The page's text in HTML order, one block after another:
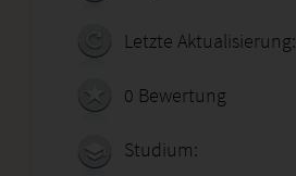
Letzte Aktualisierung:
0 Bewertung
Studium: